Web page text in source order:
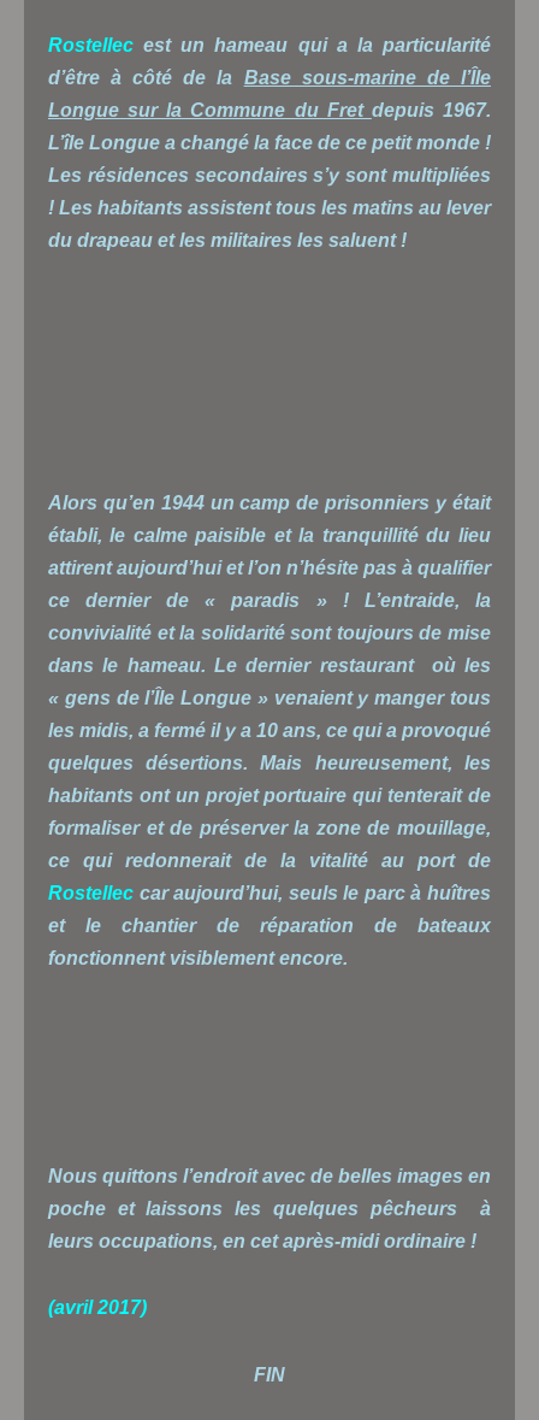
Rostellecest un hameau qui a la particularité
d’être à côté de la Base sous-marine de l’Île
Longue sur la Commune du Fret depuis 1967.
L’île Longue a changé la face de ce petit monde !
Les résidences secondaires s’y sont multipliées
! Les habitants assistent tous les matins au lever
du drapeau et les militaires les saluent !
Alors qu’en 1944 un camp de prisonniers y était
établi, le calme paisible et la tranquillité du lieu
attirent aujourd’hui et l’on n’hésite pas à qualifier
ce dernier de « paradis » ! L’entraide, la
convivialité et la solidarité sont toujours de mise
dans le hameau. Le dernier restaurant où les
« gens de l’Île Longue » venaient y manger tous
les midis, a fermé il y a 10 ans, ce qui a provoqué
quelques désertions. Mais heureusement, les
habitants ont un projet portuaire qui tenterait de
formaliser et de préserver la zone de mouillage,
ce qui redonnerait de la vitalité au port de
Rostellec car aujourd’hui, seuls le parc à huîtres
et le chantier de réparation de bateaux
fonctionnent visiblement encore.
Nous quittons l’endroit avec de belles images en
poche et laissons les quelques pêcheurs à
leurs occupations, en cet après-midi ordinaire !
(avril 2017)
FIN